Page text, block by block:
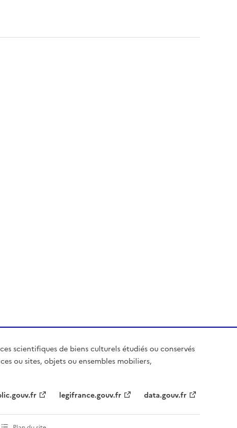
scientifiques de biens culturels étudiés ou conservés
ou sites, objets ou ensembles mobiliers,
legifrance.gouv.fr data.gouv.fr